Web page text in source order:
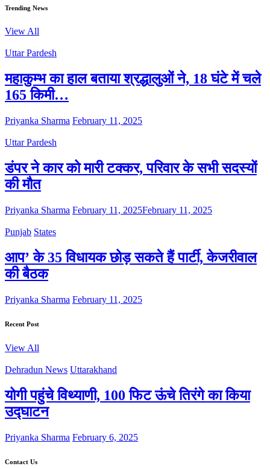
Trending News
View All
Uttar Pardesh
महाकुम्भ का हाल बताया श्रद्धालुओं ने, 18 घंटे में चले
165 किमी…
Priyanka Sharma February 11, 2025
Uttar Pardesh
डंपर ने कार को मारी टक्कर, परिवार के सभी सदस्यों
की मौत
Priyanka Sharma February 11, 2025February 11, 2025
Punjab States
आप’ के 35 विधायक छोड़ सकते हैं पार्टी, केजरीवाल
की बैठक
Priyanka Sharma February 11, 2025
Recent Post
View All
Dehradun News Uttarakhand
योगी पहुंचे विथ्याणी, 100 फिट ऊंचे तिरंगे का किया
उद्घाटन
Priyanka Sharma February 6, 2025
Contact Us